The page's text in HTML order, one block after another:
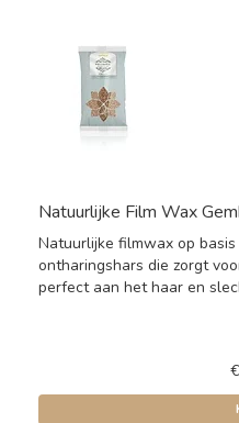
Natuurlijke Film Wax
Natuurlijke filmwax op
ontharingshars die zorgt
perfect aan het haar en